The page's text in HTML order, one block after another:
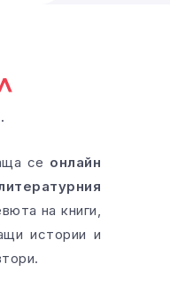
се онлайн
на книги,
истории и